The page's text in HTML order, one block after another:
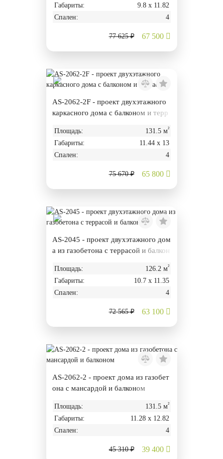
Габариты:
9.8 х 11.82
Спален:
4
77 625 ₽ 67 500
AS-2062-2F - проект двухэтажного
каркасного дома с балконом и терр
Площадь: 131.5 м²
Габариты:
11.44 х 13
Спален:
4
75 670 ₽ 65 800
AS-2045 - проект двухэтажного дом
а из газобетона с террасой и балкон
Площадь: 126.2 м²
Габариты:
10.7 х 11.35
Спален:
4
72 565 ₽ 63 100
AS-2062-2 - проект дома из газобет
она с мансардой и балконом
Площадь: 131.5 м²
Габариты:
11.28 х 12.82
Спален:
4
45 310 ₽ 39 400